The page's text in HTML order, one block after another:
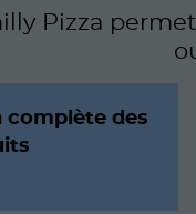
Pizza
complète des